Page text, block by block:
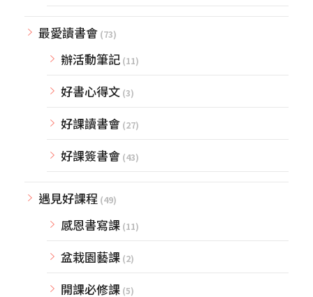
最愛讀書會 (73)
辦活動筆記 (11)
好書心得文 (3)
好課讀書會 (27)
好課簽書會 (43)
遇見好課程 (49)
感恩書寫課 (11)
盆栽園藝課 (2)
開課必修課 (5)